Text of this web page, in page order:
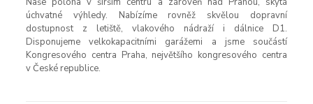
úchvatné výhledy. Nabízíme rovněž skvělou dopravní
dostupnost z letiště, vlakového nádraží i dálnice D1.
Disponujeme velkokapacitními garážemi a jsme součástí
Kongresového centra Praha, největšího kongresového centra
v České republice.